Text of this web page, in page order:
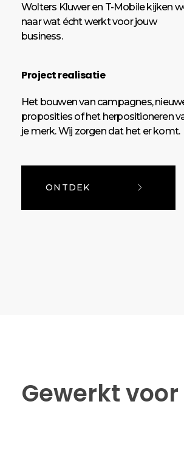
Wolters Kluwer en T-Mobile kijken
naar wat écht werkt voor jouw
business.
Project realisatie
Het bouwen van campagnes,
proposities of het herpositioneren
je merk. Wij zorgen dat het er komt.
ONTDEK
Gewerkt